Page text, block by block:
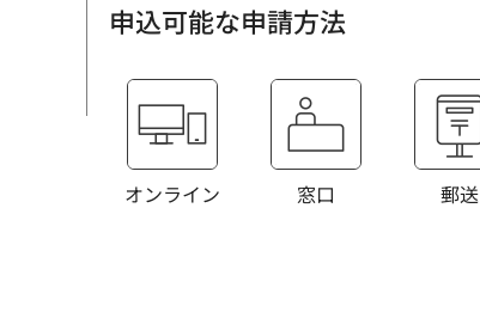
申込可能な申請方法
オンライン 窓口 郵送